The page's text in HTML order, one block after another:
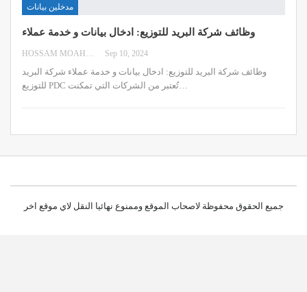
مدخلين بيانات
وظائف شركة البريد للتوزيع: ادخال بيانات و خدمة عملاء
Sep 10, 2024
وظائف شركة البريد للتوزيع: ادخال بيانات و خدمة عملاء شركة البريد
للتوزيع PDC تُعتبر من الشركات التي تمكنت
جميع الحقوق محفوظة لاصحاب الموقع وممنوع نهائيا النقل لاي موقع اخر